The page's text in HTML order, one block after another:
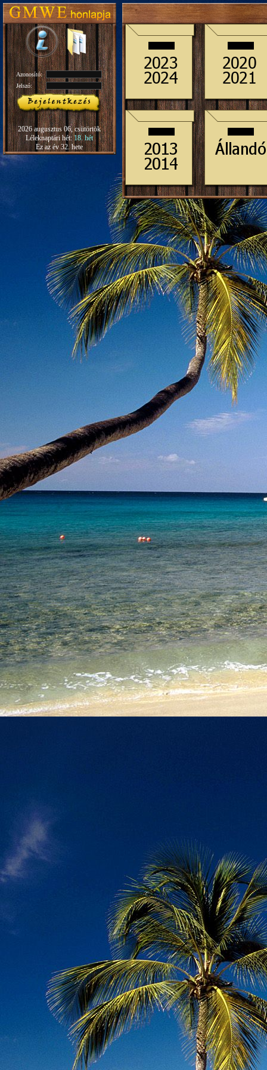
Azonosító:
Jelszó:
2026 augusztus 06, csütörtök
Léleknaptári hét:18. hét
Ez az év 32. hete